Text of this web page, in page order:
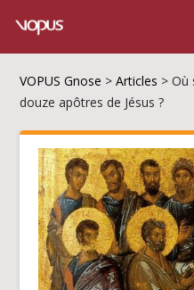
VOPUS Gnose >Articles >Où
douze apôtres de Jésus ?